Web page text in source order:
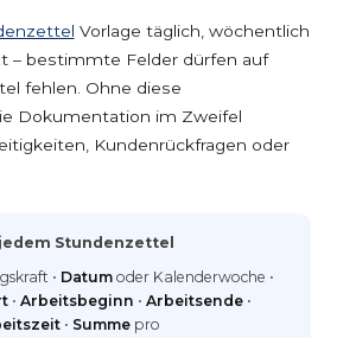
Vorlage täglich, wöchentlich
– bestimmte Felder dürfen auf
fehlen. Ohne diese
Dokumentation im Zweifel
Kundenrückfragen oder
Stundenzettel
• Datum oder Kalenderwoche •
• Arbeitsbeginn • Arbeitsende •
• Summe pro